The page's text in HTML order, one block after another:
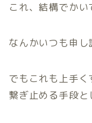
これ、結構でか
なんかいつも申し
でもこれも上手
繋ぎ止める手段